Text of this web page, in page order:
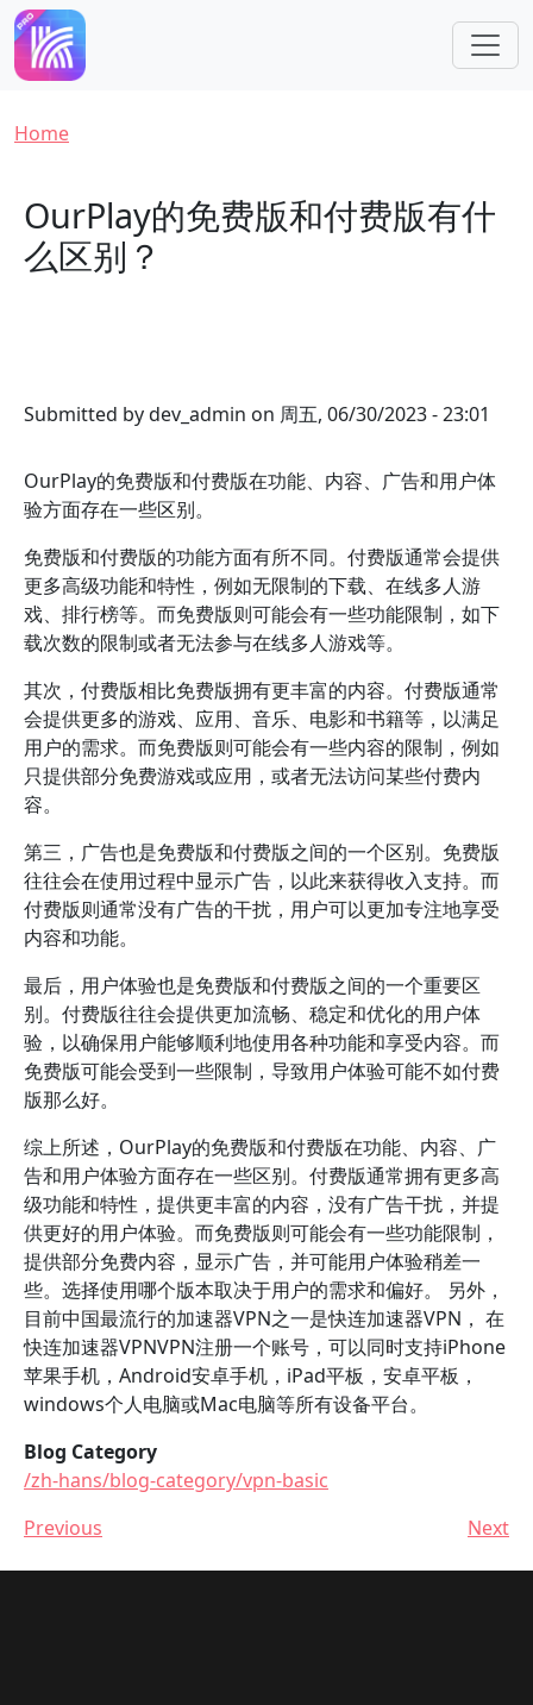
Skip to main content
Breadcrumb
Home
OurPlay的免费版和付费版有什
么区别？
Submitted bydev_admin on 周五, 06/30/2023 - 23:01
OurPlay的免费版和付费版在功能、内容、广告和用户体
验方面存在一些区别。
免费版和付费版的功能方面有所不同。付费版通常会提供
更多高级功能和特性，例如无限制的下载、在线多人游
戏、排行榜等。而免费版则可能会有一些功能限制，如下
载次数的限制或者无法参与在线多人游戏等。
其次，付费版相比免费版拥有更丰富的内容。付费版通常
会提供更多的游戏、应用、音乐、电影和书籍等，以满足
用户的需求。而免费版则可能会有一些内容的限制，例如
只提供部分免费游戏或应用，或者无法访问某些付费内
容。
第三，广告也是免费版和付费版之间的一个区别。免费版
往往会在使用过程中显示广告，以此来获得收入支持。而
付费版则通常没有广告的干扰，用户可以更加专注地享受
内容和功能。
最后，用户体验也是免费版和付费版之间的一个重要区
别。付费版往往会提供更加流畅、稳定和优化的用户体
验，以确保用户能够顺利地使用各种功能和享受内容。而
免费版可能会受到一些限制，导致用户体验可能不如付费
版那么好。
综上所述，OurPlay的免费版和付费版在功能、内容、广
告和用户体验方面存在一些区别。付费版通常拥有更多高
级功能和特性，提供更丰富的内容，没有广告干扰，并提
供更好的用户体验。而免费版则可能会有一些功能限制，
提供部分免费内容，显示广告，并可能用户体验稍差一
些。选择使用哪个版本取决于用户的需求和偏好。 另外，
目前中国最流行的加速器VPN之一是快连加速器VPN， 在
快连加速器VPNVPN注册一个账号，可以同时支持iPhone
苹果手机，Android安卓手机，iPad平板，安卓平板，
windows个人电脑或Mac电脑等所有设备平台。
Blog Category
/zh-hans/blog-category/vpn-basic
Previous
Next